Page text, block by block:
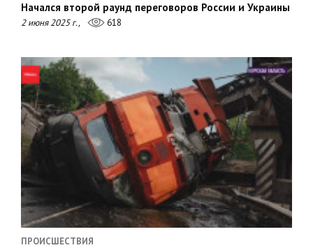
Начался второй раунд переговоров России и Украины
2 июня 2025 г., 618
ПРОИСШЕСТВИЯ